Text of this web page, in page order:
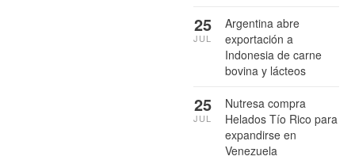
Argentina abre
exportación a
Indonesia de carne
bovina y lácteos
25
JUL
Nutresa compra
Helados Tío Rico para
expandirse en
Venezuela
25
JUL